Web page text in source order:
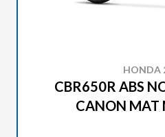
HONDA
CBR650R ABS
CANON MAT